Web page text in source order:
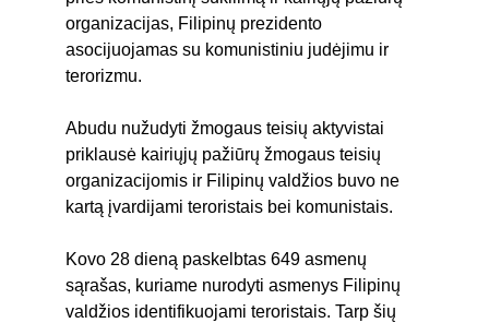
organizacijas, Filipinų prezidento
asocijuojamas su komunistiniu judėjimu ir
terorizmu.
Abudu nužudyti žmogaus teisių aktyvistai
priklausė kairiųjų pažiūrų žmogaus teisių
organizacijomis ir Filipinų valdžios buvo ne
kartą įvardijami teroristais bei komunistais.
Kovo 28 dieną paskelbtas 649 asmenų
sąrašas, kuriame nurodyti asmenys Filipinų
valdžios identifikuojami teroristais. Tarp šių